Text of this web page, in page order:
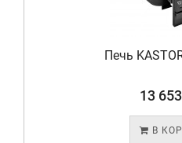
Печь
13
В